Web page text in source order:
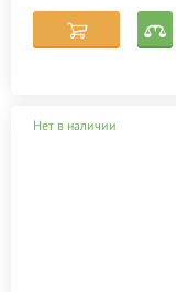
Нет в наличии